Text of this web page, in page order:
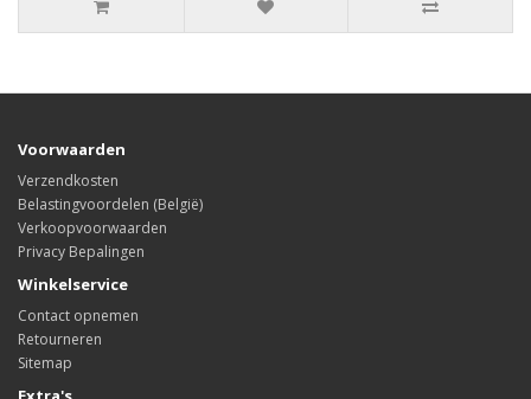
Voorwaarden
Verzendkosten
Belastingvoordelen (België)
Verkoopvoorwaarden
Privacy Bepalingen
Winkelservice
Contact opnemen
Retourneren
Sitemap